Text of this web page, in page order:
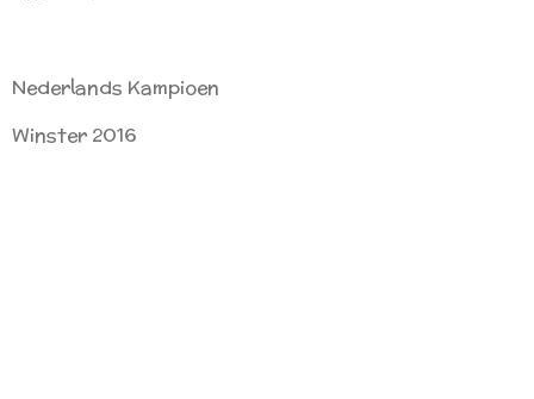
Nederlands Kampioen
Winster 2016